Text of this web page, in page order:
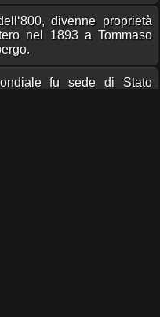
divenne proprietà
nel 1893 a Tommaso
fu sede di Stato